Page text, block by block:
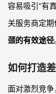
容易吸引“有
关服务商定期
颈的有效途径
如何打造
面对激烈竞